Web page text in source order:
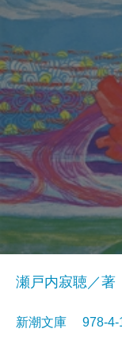
瀬戸内寂聴／著
新潮文庫 978-